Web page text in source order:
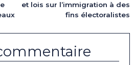
et lois sur l’immigration à des
fins électoralistes